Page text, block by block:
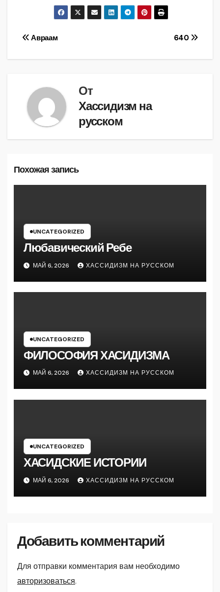
Навигация
по
640
Авраам
От
Хассидизм на
русском
Похожая запись
UNCATEGORIZED
Любавический Ребе
МАЙ 6, 2026 ХАССИДИЗМ НА РУССКОМ
UNCATEGORIZED
ФИЛОСОФИЯ ХАСИДИЗМА
МАЙ 6, 2026 ХАССИДИЗМ НА РУССКОМ
UNCATEGORIZED
ХАСИДСКИЕ ИСТОРИИ
МАЙ 6, 2026 ХАССИДИЗМ НА РУССКОМ
Добавить комментарий
Для отправки комментария вам необходимо
авторизоваться.